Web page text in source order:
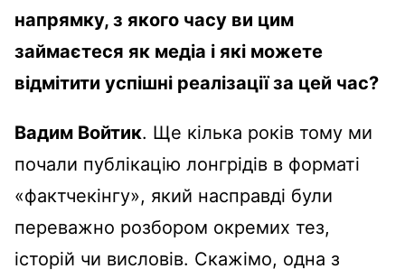
напрямку, з якого часу ви цим
займаєтеся як медіа і які можете
відмітити успішні реалізації за цей час?
Вадим Войтик. Ще кілька років тому ми
почали публікацію лонгрідів в форматі
«фактчекінгу», який насправді були
переважно розбором окремих тез,
історій чи висловів. Скажімо, одна з